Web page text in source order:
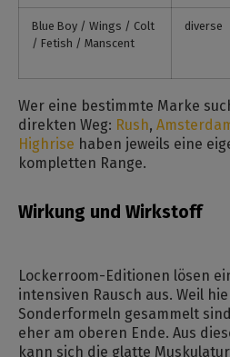
Blue Boy / Wings / Colt
/ Fetish / Manscent
diverse
Wer eine bestimmte Marke
direkten Weg: Rush,
Highrise haben jeweils eine
kompletten Range.
Wirkung und Wirkstoff
Lockerroom-Editionen lösen
intensiven Rausch aus. Weil
Sonderformeln gesammelt
eher am oberen Ende. Aus
kann sich die glatte